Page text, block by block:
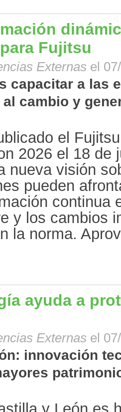
Fujitsu
Externas el
capacitar a las
cambio y
el
2026 el 18 de
nueva visión
pueden
continua
y los cambios
la norma.
ayuda a
Externas el
innovación